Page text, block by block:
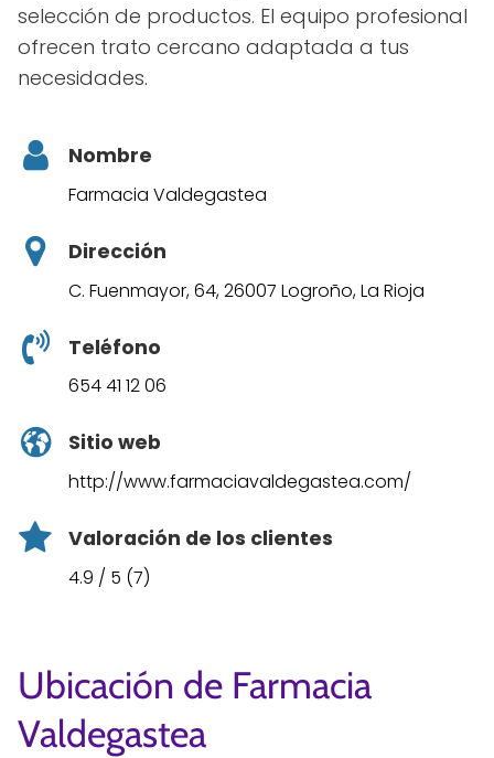
selección de productos. El equipo profesional
ofrecen trato cercano adaptada a tus
necesidades.
Nombre
Farmacia Valdegastea
Dirección
C. Fuenmayor, 64, 26007 Logroño, La Rioja
Teléfono
654 41 12 06
Sitio web
http://www.farmaciavaldegastea.com/
Valoración de los clientes
4.9 / 5 (7)
Ubicación de Farmacia
Valdegastea